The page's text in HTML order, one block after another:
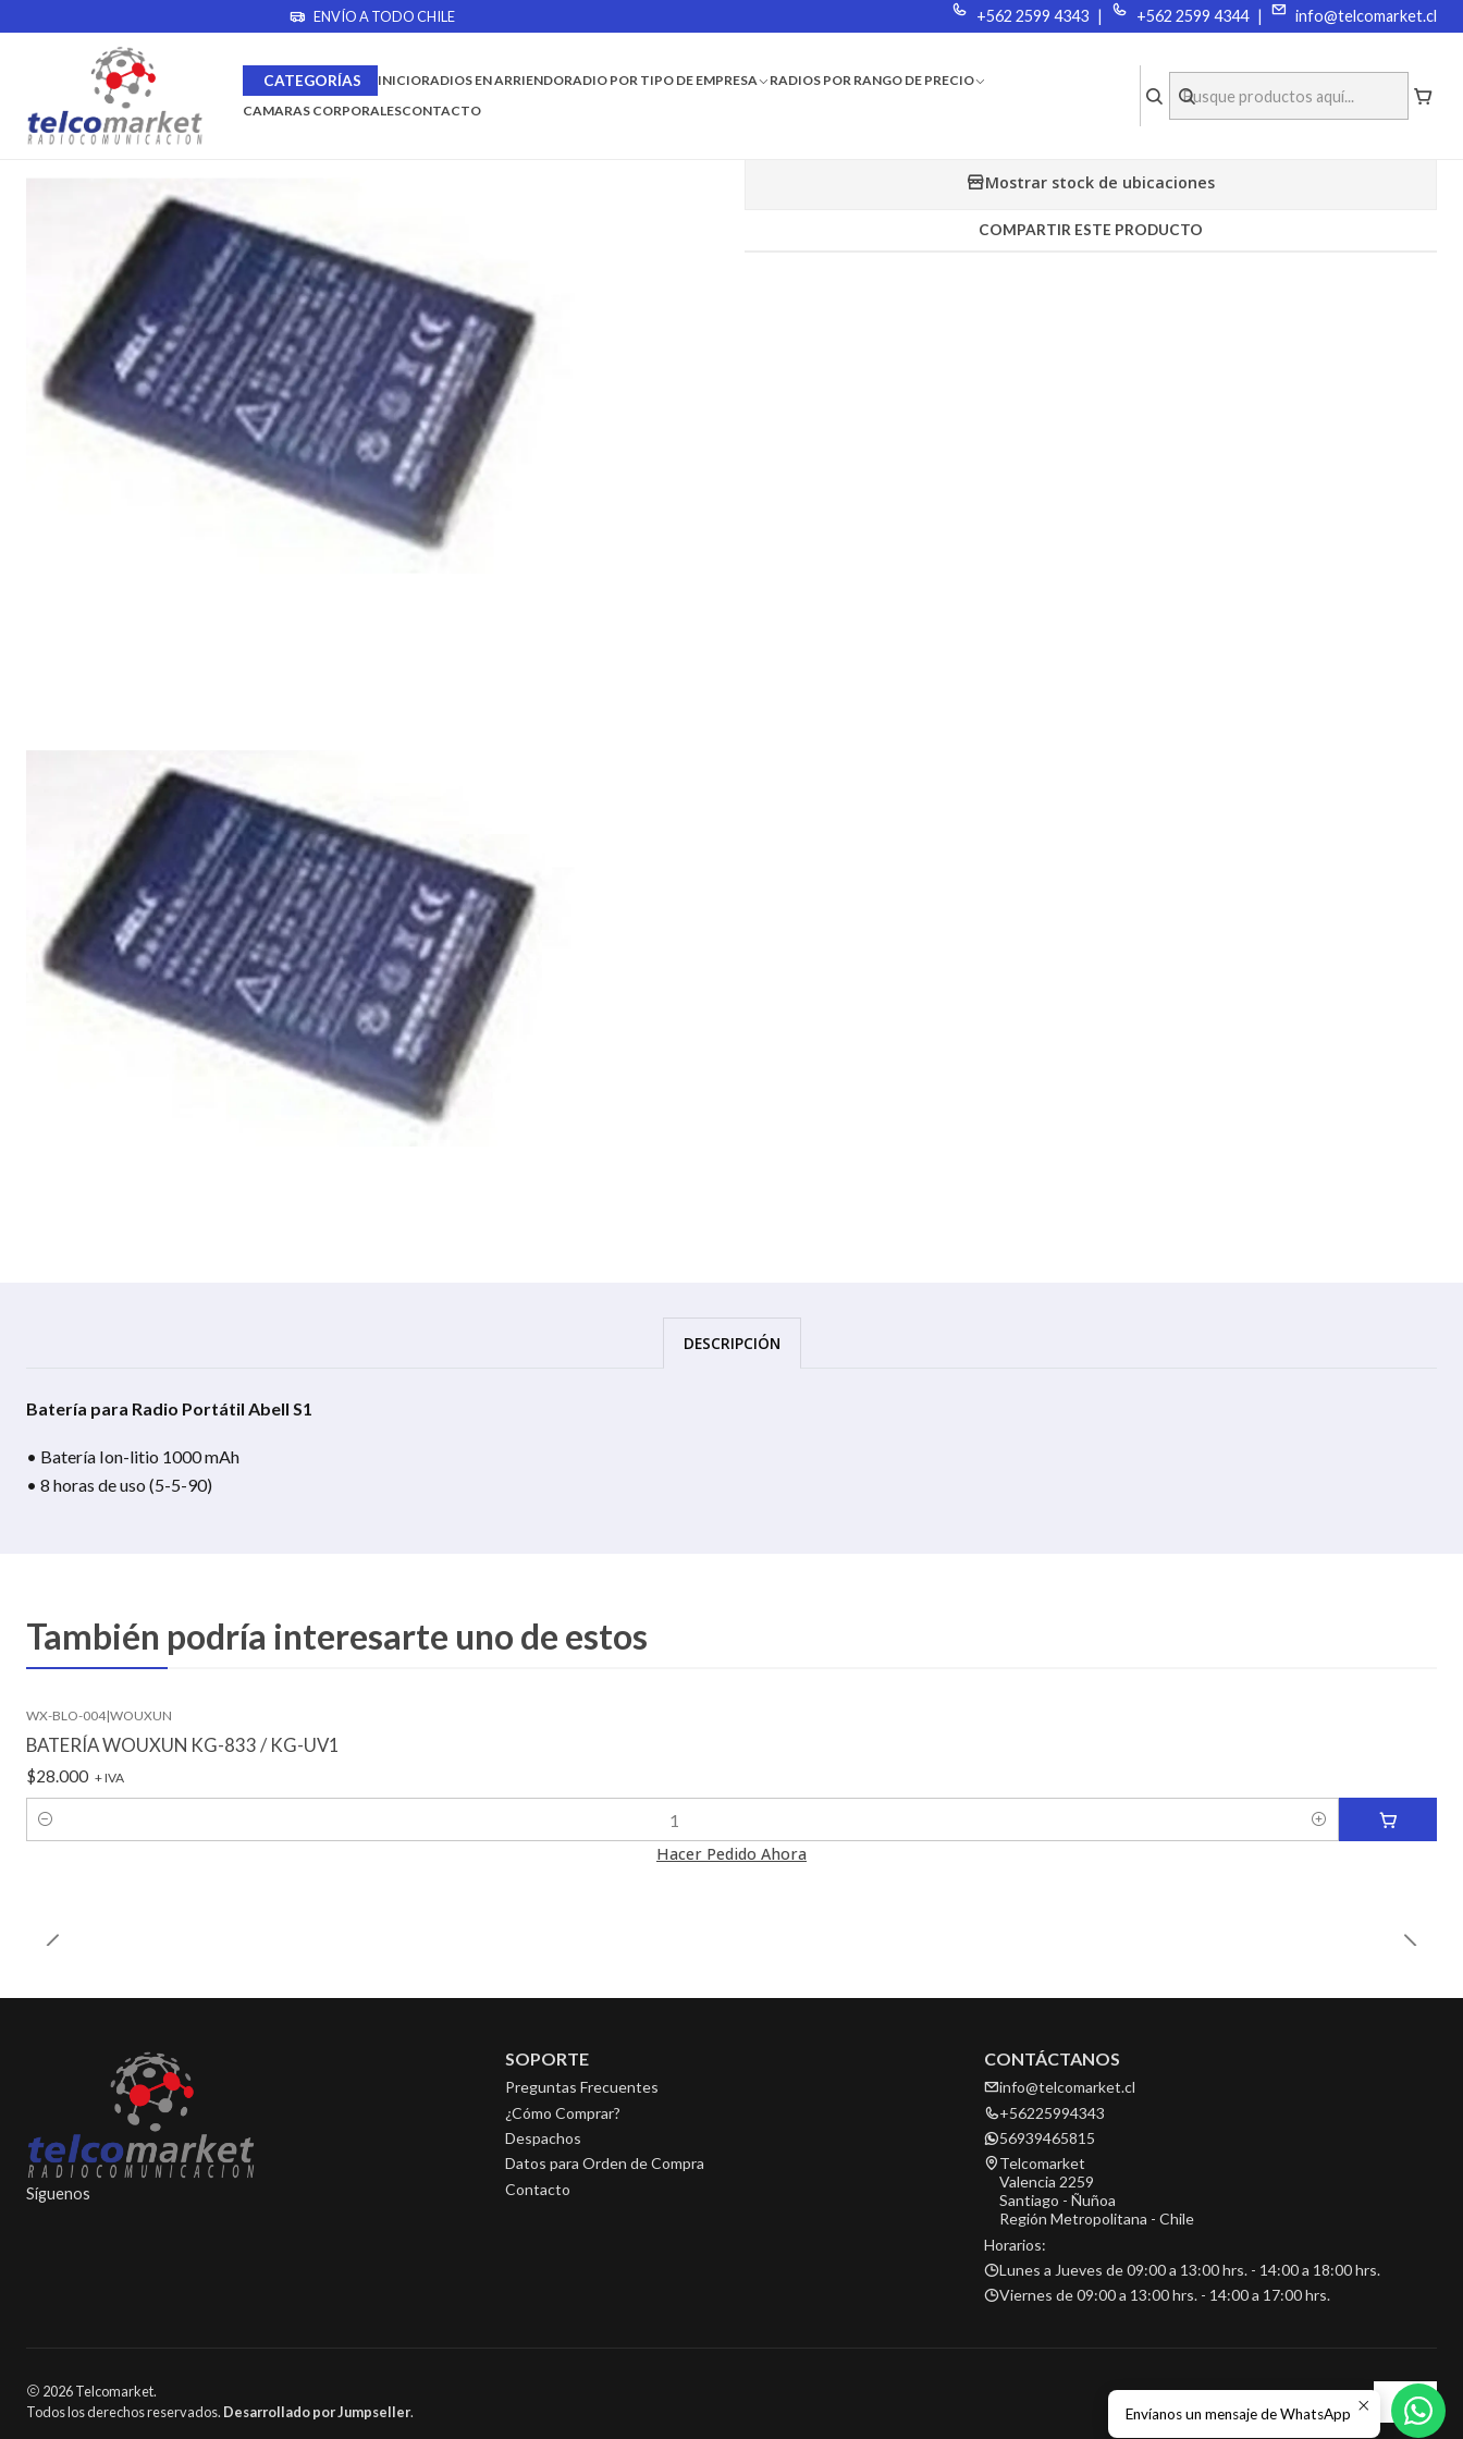
CATEGORÍAS INICIORADIOS EN ARRIENDORADIO POR TIPO DE EMPRESA
RADIOS POR RANGO DE PRECIO
CAMARAS CORPORALESCONTACTO
ENVÍO A TODO CHILE COMPRA O ARRIENDA EQUIPOS
+562 2599 4343 | +562 2599 4344 | info@telcomarket.cl
BATERIA ABELL S1
BATERIA ABELL S1
Mostrar stock de ubicaciones
COMPARTIR ESTE PRODUCTO
DESCRIPCIÓN
Batería para Radio Portátil Abell S1
• Batería Ion-litio 1000 mAh
• 8 horas de uso (5-5-90)
También podría interesarte uno de estos
WX-BLO-004|WOUXUN
BATERÍA WOUXUN KG-833 / KG-UV1
$28.000 + IVA
Cantidad
Hacer Pedido Ahora
Síguenos
SOPORTE
Preguntas Frecuentes
¿Cómo Comprar?
Despachos
Datos para Orden de Compra
Contacto
CONTÁCTANOS
info@telcomarket.cl
+56225994343
56939465815
Telcomarket
Valencia 2259
Santiago - Ñuñoa
Región Metropolitana - Chile
Horarios:
Lunes a Jueves de 09:00 a 13:00 hrs. - 14:00 a 18:00 hrs.
Viernes de 09:00 a 13:00 hrs. - 14:00 a 17:00 hrs.
2026 Telcomarket.
Todos los derechos reservados. Desarrollado por Jumpseller. Envíanos un mensaje de WhatsApp